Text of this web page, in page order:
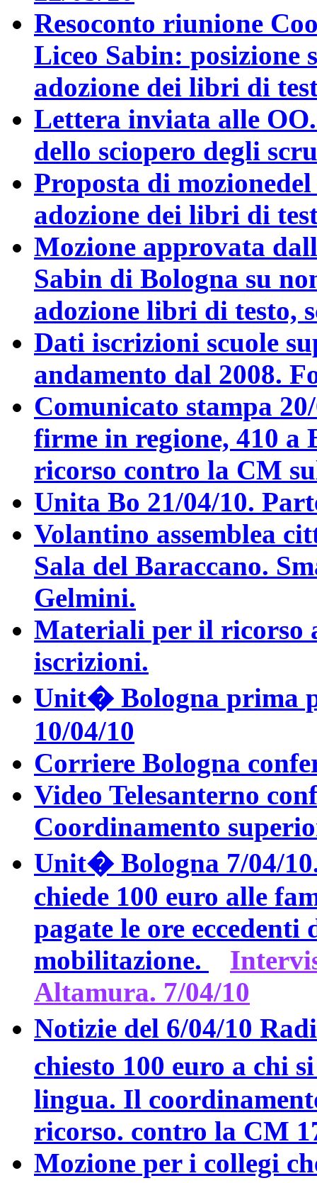
Resoconto riunione
Liceo Sabin: posizione
adozione dei libri di
Lettera inviata alle
dello sciopero degli
Proposta di
adozione dei libri di
Mozione approvata
Sabin di Bologna su
adozione libri di testo,
Dati iscrizioni scuole
andamento dal 2008.
Comunicato stampa
firme in regione, 410 a
ricorso contro la CM
Unita Bo 21/04/10.
Volantino assemblea
Sala del Baraccano.
Gelmini.
Materiali per il ricorso
iscrizioni.
Unit� Bologna prima
10/04/10
Corriere Bologna
Video Telesanterno
Coordinamento
Unit� Bologna 7/04/
chiede 100 euro alle
pagate le ore
mobilitazione.
Altamura. 7/04/10
Notizie del 6/04/10
chiesto 100 euro a chi
lingua. Il
ricorso. contro la CM
Mozione per i collegi